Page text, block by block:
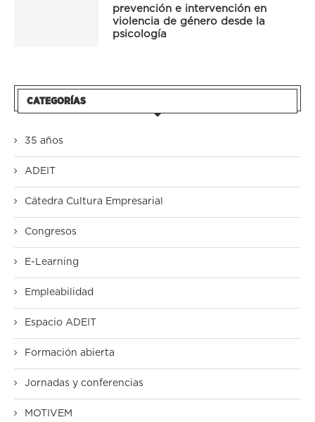
prevención e intervención en
violencia de género desde la
psicología
CATEGORÍAS
35 años
ADEIT
Cátedra Cultura Empresarial
Congresos
E-Learning
Empleabilidad
Espacio ADEIT
Formación abierta
Jornadas y conferencias
MOTIVEM